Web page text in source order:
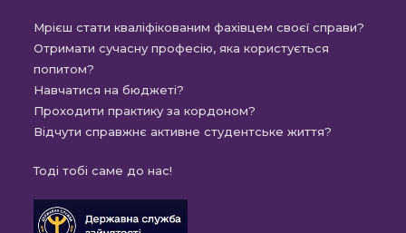
Мрієш стати кваліфікованим фахівцем своєї справи?
Отримати сучасну професію, яка користується
попитом?
Навчатися на бюджеті?
Проходити практику за кордоном?
Відчути справжнє активне студентське життя?
Тоді тобі саме до нас!